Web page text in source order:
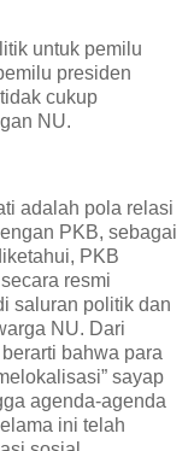
untuk pemilu
presiden
cukup
NU.
adalah pola relasi
PKB, sebagai
PKB
resmi
saluran politik dan
NU. Dari
bahwa para
sayap
agenda-agenda
ini telah